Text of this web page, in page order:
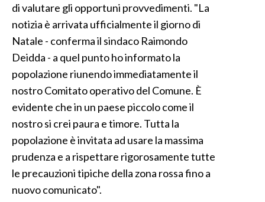
INSULARITÀ
INFO AZIENDE
ANNUNCI
NECROLOGI
PUBBLICITÀ
SPIAGGE
STORE
di valutare gli opportuni provvedimenti. "La
notizia è arrivata ufficialmente il giorno di
Natale - conferma il sindaco Raimondo
Deidda - a quel punto ho informato la
popolazione riunendo immediatamente il
nostro Comitato operativo del Comune. È
evidente che in un paese piccolo come il
nostro si crei paura e timore. Tutta la
popolazione è invitata ad usare la massima
prudenza e a rispettare rigorosamente tutte
le precauzioni tipiche della zona rossa fino a
nuovo comunicato".